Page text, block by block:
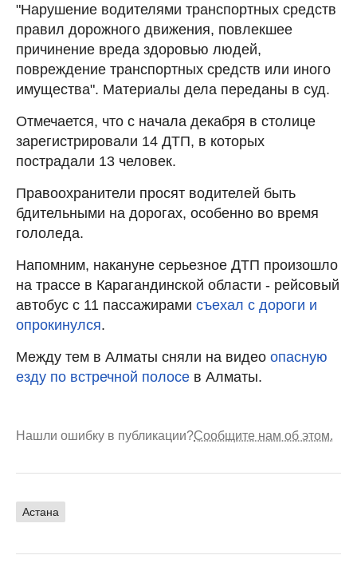
"Нарушение водителями транспортных средств
правил дорожного движения, повлекшее
причинение вреда здоровью людей,
повреждение транспортных средств или иного
имущества". Материалы дела переданы в суд.
Отмечается, что с начала декабря в столице
зарегистрировали 14 ДТП, в которых
пострадали 13 человек.
Правоохранители просят водителей быть
бдительными на дорогах, особенно во время
гололеда.
Напомним, накануне серьезное ДТП произошло
на трассе в Карагандинской области - рейсовый
автобус с 11 пассажирами съехал с дороги и
опрокинулся.
Между тем в Алматы сняли на видео опасную
езду по встречной полосе в Алматы.
Нашли ошибку в публикации?Сообщите нам об этом.
Астана